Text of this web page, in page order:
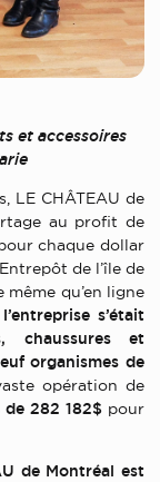
et accessoires
LE CHÂTEAU de
au profit de
chaque dollar
de l’île de
même qu’en ligne
l’entreprise s’était
chaussures et
organismes de
opération de
de 282 182$ pour
de Montréal est